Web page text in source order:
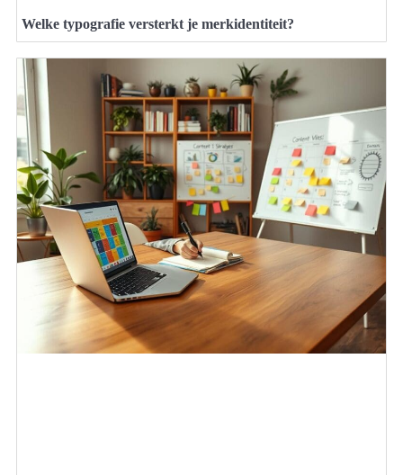
Welke typografie versterkt je merkidentiteit?